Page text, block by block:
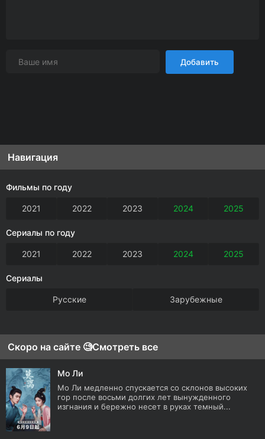
Добавить
Навигация
Фильмы по году
2021 2022 2023 2024 2025
Сериалы по году
2021 2022 2023 2024 2025
Сериалы
Русские Зарубежные
Скоро на сайте 🧐Смотреть все
Мо Ли
Мо Ли медленно спускается со склонов высоких
гор после восьми долгих лет вынужденного
изгнания и бережно несет в руках темный...